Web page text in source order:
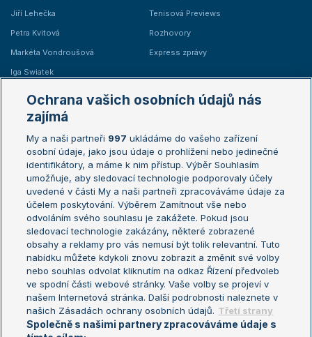
Jiří Lehečka
Petra Kvitová
Markéta Vondroušová
Iga Swiatek
Tenisová Previews
Rozhovory
Express zprávy
Žebříčky
Žebříček ATP (muži)
Žebříček WTA (ženy)
Sázkařský žebříček
Australian Open
French Open
Wimbledon
US Open
Turnaj mistrů
Turnaj mistryň
Aktualní trendy
Fotbalové přestupy
Livesport Daily
LS Prague Open
Ochrana vašich osobních údajů nás
zajímá
My a naši partneři 997 ukládáme do vašeho zařízení
osobní údaje, jako jsou údaje o prohlížení nebo jedinečné
identifikátory, a máme k nim přístup. Výběr Souhlasím
umožňuje, aby sledovací technologie podporovaly účely
uvedené v části My a naši partneři zpracováváme údaje za
účelem poskytování. Výběrem Zamítnout vše nebo
odvoláním svého souhlasu je zakážete. Pokud jsou
sledovací technologie zakázány, některé zobrazené
obsahy a reklamy pro vás nemusí být tolik relevantní. Tuto
nabídku můžete kdykoli znovu zobrazit a změnit své volby
nebo souhlas odvolat kliknutím na odkaz Řízení předvoleb
ve spodní části webové stránky. Vaše volby se projeví v
našem Internetová stránka. Další podrobnosti naleznete v
našich Zásadách ochrany osobních údajů. Třetí strany
Společně s našimi partnery zpracováváme údaje s